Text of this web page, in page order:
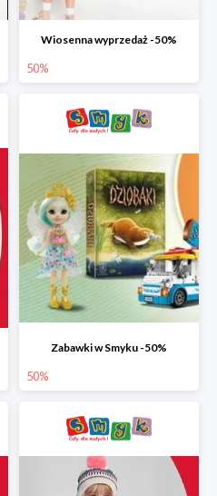
Wiosenna wyprzedaż -50%
50%
Zabawki w Smyku -50%
50%